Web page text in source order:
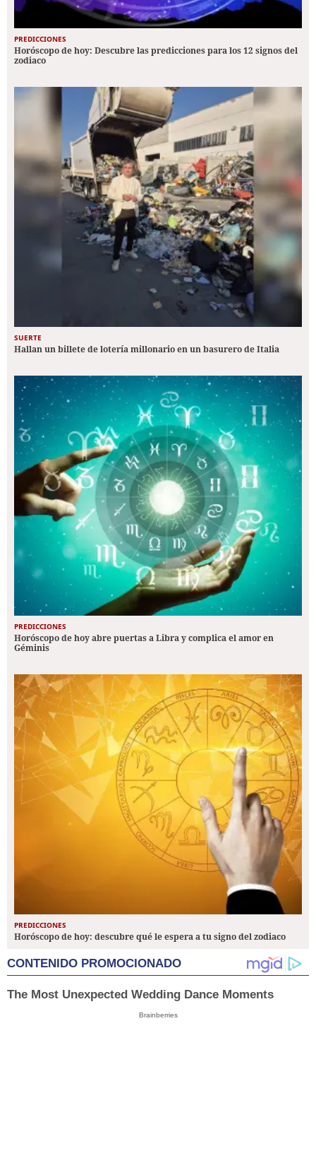
PREDICCIONES
Horóscopo de hoy: Descubre las predicciones para los 12 signos del
zodiaco
SUERTE
Hallan un billete de lotería millonario en un basurero de Italia
PREDICCIONES
Horóscopo de hoy abre puertas a Libra y complica el amor en
Géminis
PREDICCIONES
Horóscopo de hoy: descubre qué le espera a tu signo del zodiaco
CONTENIDO PROMOCIONADO
The Most Unexpected Wedding Dance Moments
Brainberries